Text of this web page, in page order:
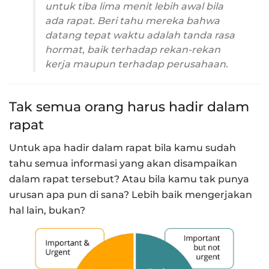
untuk tiba lima menit lebih awal bila
ada rapat. Beri tahu mereka bahwa
datang tepat waktu adalah tanda rasa
hormat, baik terhadap rekan-rekan
kerja maupun terhadap perusahaan.
Tak semua orang harus hadir dalam
rapat
Untuk apa hadir dalam rapat bila kamu sudah
tahu semua informasi yang akan disampaikan
dalam rapat tersebut? Atau bila kamu tak punya
urusan apa pun di sana? Lebih baik mengerjakan
hal lain, bukan?